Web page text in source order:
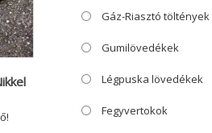
Gáz-Riasztó töltények
Gumilövedékek
Légpuska lövedékek
Fegyvertokok